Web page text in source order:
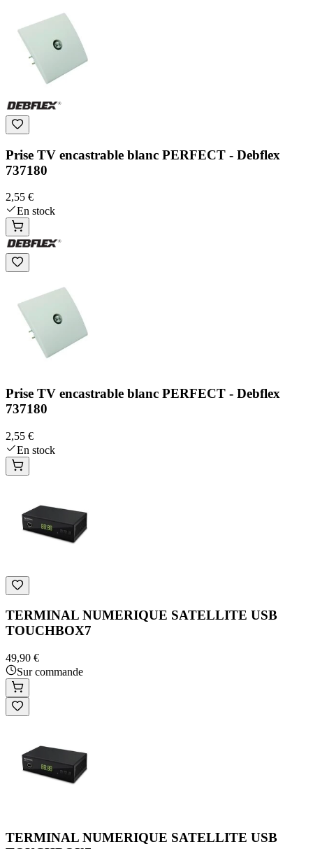
Prise TV encastrable blanc PERFECT - Debflex
737180
2,55 €
En stock
Prise TV encastrable blanc PERFECT - Debflex
737180
2,55 €
En stock
TERMINAL NUMERIQUE SATELLITE USB
TOUCHBOX7
49,90 €
Sur commande
TERMINAL NUMERIQUE SATELLITE USB